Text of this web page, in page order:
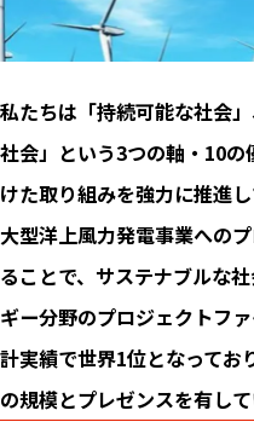
私たちは「持続可能な社会
社会」という3つの軸・10
けた取り組みを強力に推進
大型洋上風力発電事業への
ることで、サステナブルな
ギー分野のプロジェクトフ
計実績で世界1位となってお
の規模とプレゼンスを有して